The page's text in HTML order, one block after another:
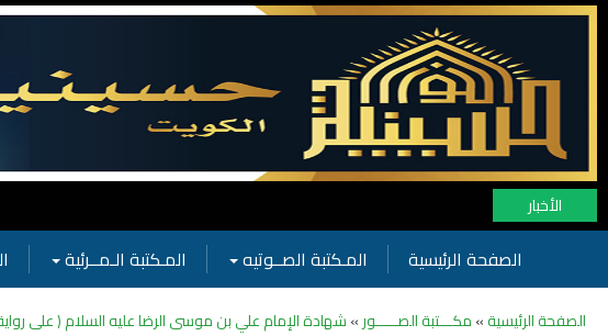
الأخبار نهنأ المتابعين
الصفحة الرئيسية المـكتبة الصــوتيه المـكتبة الـمــرئية
الصفحة الرئيسية»مكـــتبة الصـــــور»شهادة الإمام علي بن موسى الرضا عليه السلام ( على